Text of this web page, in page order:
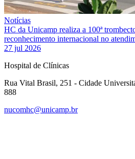
Notícias
HC da Unicamp realiza a 100ª
reconhecimento internacional no
27 jul 2026
Hospital de Clínicas
Rua Vital Brasil, 251 - Cidade
888
nucomhc@unicamp.br